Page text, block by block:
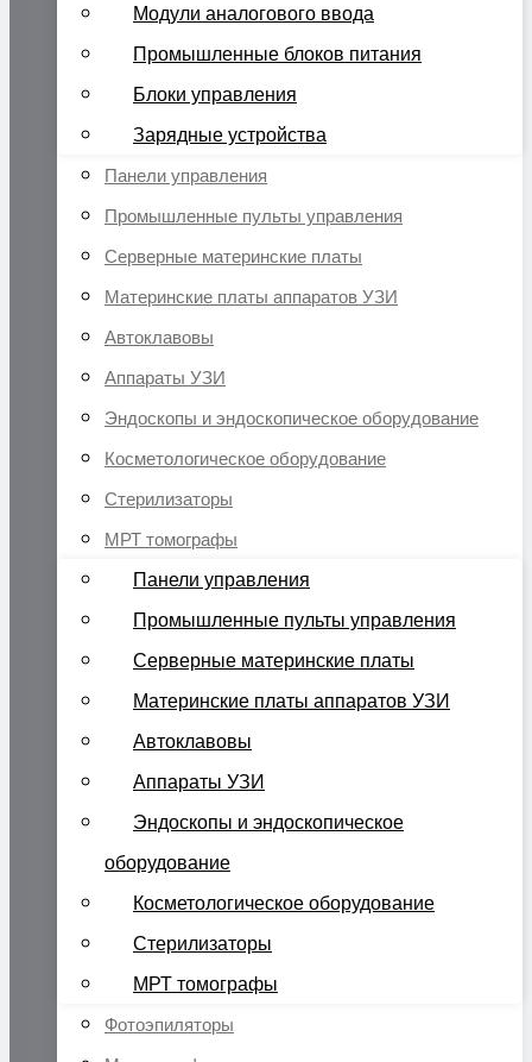
Модули аналогового ввода
Промышленные блоков питания
Блоки управления
Зарядные устройства
Панели управления
Промышленные пульты управления
Серверные материнские платы
Материнские платы аппаратов УЗИ
Автоклавовы
Аппараты УЗИ
Эндоскопы и эндоскопическое оборудование
Косметологическое оборудование
Стерилизаторы
МРТ томографы
Панели управления
Промышленные пульты управления
Серверные материнские платы
Материнские платы аппаратов УЗИ
Автоклавовы
Аппараты УЗИ
Эндоскопы и эндоскопическое
оборудование
Косметологическое оборудование
Стерилизаторы
МРТ томографы
Фотоэпиляторы